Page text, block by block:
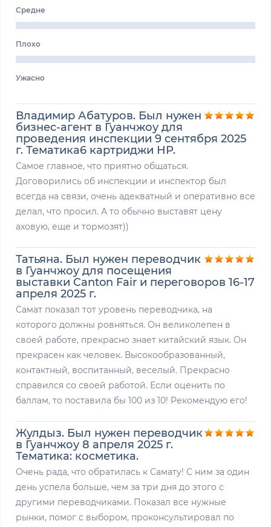
Средне
Плохо
Ужасно
Владимир Абатуров. Был нужен
бизнес-агент в Гуанчжоу для
проведения инспекции 9 сентября 2025
г. Тематика6 картриджи НР.
Самое главное, что приятно общаться.
Договорились об инспекции и инспектор был
всегда на связи, очень адекватный и оперативно все
делал, что просил. А то обычно выставят цену
аховую, еще и тормозят))
Татьяна. Был нужен переводчик
в Гуанчжоу для посещения
выставки Canton Fair и переговоров 16-17
апреля 2025 г.
Самат показал тот уровень переводчика, на
которого должны ровняться. Он великолепен в
своей работе, прекрасно знает китайский язык. Он
прекрасен как человек. Высокообразованный,
контактный, воспитанный, веселый. Прекрасно
справился со своей работой. Если оценить по
баллам, то поставила бы 100 из 10! Рекомендую его!
Жулдыз. Был нужен переводчик
в Гуанчжоу 8 апреля 2025 г.
Тематика: косметика.
Очень рада, что обратилась к Самату! С ним за один
день успела больше, чем за три дня до этого с
другими переводчиками. Показал все нужные
рынки, помог с выбором, проконсультировал по